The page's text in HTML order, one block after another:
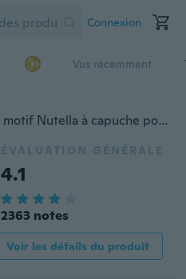
Connexion
Vus récemment
Sweats à capuche unisexe à motif Nutella à capuche pour couple Style décontracté Impression 3D Personnalité Sweat d'hiver Sweat à capuche Sweat-shirts à capuche Hoody Tracksuits Tops
ÉVALUATION GÉNÉRALE
4.1
2363 notes
Voir les détails du produit